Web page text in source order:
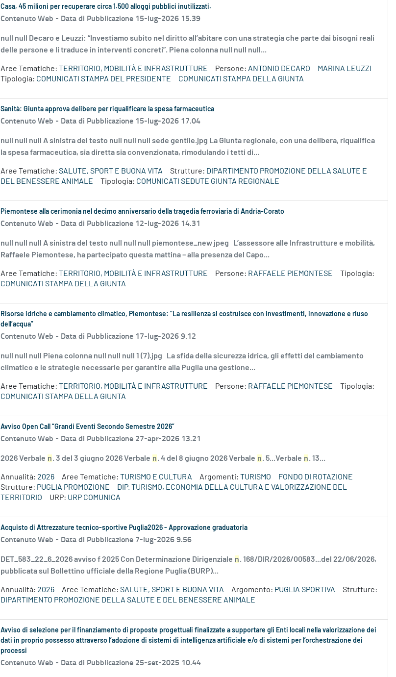
Casa, 45 milioni per recuperare circa 1.500 alloggi pubblici inutilizzati.
Contenuto Web - Data di Pubblicazione 15-lug-2026 15.39
null null Decaro e Leuzzi: “Investiamo subito nel diritto all’abitare con una strategia che parte dai bisogni reali
delle persone e li traduce in interventi concreti”. Piena colonna null null null...
Aree Tematiche: TERRITORIO, MOBILITÀ E INFRASTRUTTURE Persone: ANTONIO DECARO
MARINA LEUZZI
Tipologia: COMUNICATI STAMPA DEL PRESIDENTE COMUNICATI STAMPA DELLA GIUNTA
Sanità: Giunta approva delibere per riqualificare la spesa farmaceutica
Contenuto Web - Data di Pubblicazione 15-lug-2026 17.04
null null null A sinistra del testo null null null sede gentile.jpg La Giunta regionale, con una delibera, riqualifica
la spesa farmaceutica, sia diretta sia convenzionata, rimodulando i tetti di...
Aree Tematiche: SALUTE, SPORT E BUONA VITA Strutture: DIPARTIMENTO PROMOZIONE DELLA SALUTE E
DEL BENESSERE ANIMALE
Tipologia: COMUNICATI SEDUTE GIUNTA REGIONALE
Piemontese alla cerimonia nel decimo anniversario della tragedia ferroviaria di Andria-Corato
Contenuto Web - Data di Pubblicazione 12-lug-2026 14.31
null null null A sinistra del testo null null null piemontese_new jpeg L’assessore alle Infrastrutture e mobilità,
Raffaele Piemontese, ha partecipato questa mattina – alla presenza del Capo...
Aree Tematiche: TERRITORIO, MOBILITÀ E INFRASTRUTTURE Persone: RAFFAELE PIEMONTESE
Tipologia:
COMUNICATI STAMPA DELLA GIUNTA
Risorse idriche e cambiamento climatico, Piemontese: “La resilienza si costruisce con investimenti, innovazione e riuso
dell’acqua”
Contenuto Web - Data di Pubblicazione 17-lug-2026 9.12
null null null Piena colonna null null null 1 (7).jpg La sfida della sicurezza idrica, gli effetti del cambiamento
climatico e le strategie necessarie per garantire alla Puglia una gestione...
Aree Tematiche: TERRITORIO, MOBILITÀ E INFRASTRUTTURE Persone: RAFFAELE PIEMONTESE
Tipologia:
COMUNICATI STAMPA DELLA GIUNTA
Avviso Open Call “Grandi Eventi Secondo Semestre 2026”
Contenuto Web - Data di Pubblicazione 27-apr-2026 13.21
2026 Verbale n. 3 del 3 giugno 2026 Verbale n. 4 del 8 giugno 2026 Verbale n. 5...Verbale n. 13...
Annualità: 2026 Aree Tematiche: TURISMO E CULTURA Argomenti: TURISMO
FONDO DI ROTAZIONE
Strutture: PUGLIA PROMOZIONE
DIP. TURISMO, ECONOMIA DELLA CULTURA E VALORIZZAZIONE DEL
TERRITORIO
URP: URP COMUNICA
Acquisto di Attrezzature tecnico-sportive Puglia2026 - Approvazione graduatoria
Contenuto Web - Data di Pubblicazione 7-lug-2026 9.56
DET_583_22_6_2026 avviso f 2025 Con Determinazione Dirigenziale n. 168/DIR/2026/00583...del 22/06/2026,
pubblicata sul Bollettino ufficiale della Regione Puglia (BURP)...
Annualità: 2026 Aree Tematiche: SALUTE, SPORT E BUONA VITA Argomento: PUGLIA SPORTIVA
Strutture:
DIPARTIMENTO PROMOZIONE DELLA SALUTE E DEL BENESSERE ANIMALE
Avviso di selezione per il finanziamento di proposte progettuali finalizzate a supportare gli Enti locali nella valorizzazione dei
dati in proprio possesso attraverso l’adozione di sistemi di intelligenza artificiale e/o di sistemi per l’orchestrazione dei
processi
Contenuto Web - Data di Pubblicazione 25-set-2025 10.44